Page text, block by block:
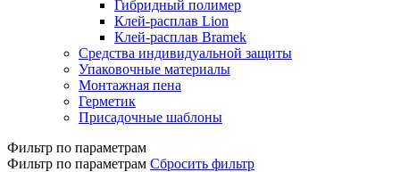
Гибридный полимер
Клей-расплав Lion
Клей-расплав Bramek
Средства индивидуальной защиты
Упаковочные материалы
Монтажная пена
Герметик
Присадочные шаблоны
Фильтр по параметрам
Фильтр по параметрам Сбросить фильтр